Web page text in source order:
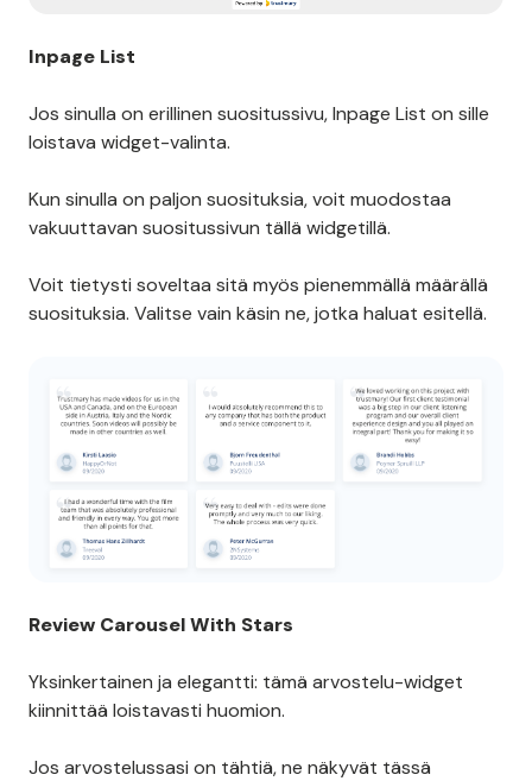
Inpage List
Jos sinulla on erillinen suositussivu, Inpage List on sille
loistava widget-valinta.
Kun sinulla on paljon suosituksia, voit muodostaa
vakuuttavan suositussivun tällä widgetillä.
Voit tietysti soveltaa sitä myös pienemmällä määrällä
suosituksia. Valitse vain käsin ne, jotka haluat esitellä.
Review Carousel With Stars
Yksinkertainen ja elegantti: tämä arvostelu-widget
kiinnittää loistavasti huomion.
Jos arvostelussasi on tähtiä, ne näkyvät tässä